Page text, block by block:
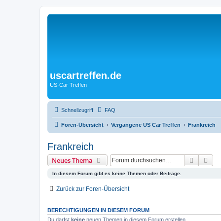
uscartreffen.de
US-Car Treffen
Schnellzugriff FAQ
Foren-Übersicht Vergangene US Car Treffen Frankreich
Frankreich
Neues Thema Suche
In diesem Forum gibt es keine Themen oder Beiträge.
Zurück zur Foren-Übersicht
BERECHTIGUNGEN IN DIESEM FORUM
Du darfst keine neuen Themen in diesem Forum erstellen.